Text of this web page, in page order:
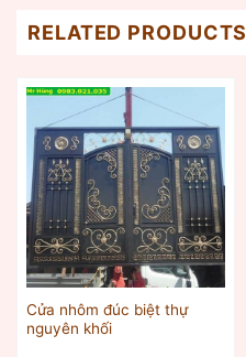
RELATED PRODUCTS
Cửa nhôm đúc biệt thự
nguyên khối